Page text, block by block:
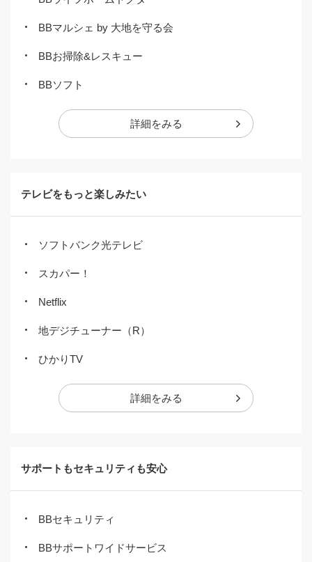
BBマルシェ by 大地を守る会
BBお掃除&レスキュー
BBソフト
詳細をみる
テレビをもっと楽しみたい
ソフトバンク光テレビ
スカパー！
Netflix
地デジチューナー（R）
ひかりTV
詳細をみる
サポートもセキュリティも安心
BBセキュリティ
BBサポートワイドサービス